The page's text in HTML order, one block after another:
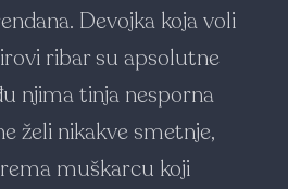
Devojka koja voli
ribar su apsolutne
njima tinja nesporna
želi nikakve smetnje,
muškarcu koji